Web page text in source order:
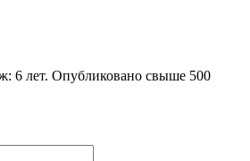
6 лет. Опубликовано свыше 500